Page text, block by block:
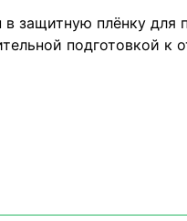
защитную плёнку для
подготовкой к